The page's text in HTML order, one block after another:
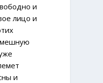
и
лицо и
и